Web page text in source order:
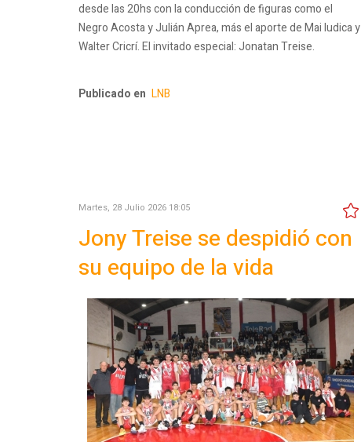
desde las 20hs con la conducción de figuras como el
Negro Acosta y Julián Aprea, más el aporte de Mai Iudica y
Walter Cricrí. El invitado especial: Jonatan Treise.
Publicado en LNB
Martes, 28 Julio 2026 18:05
Jony Treise se despidió con
su equipo de la vida